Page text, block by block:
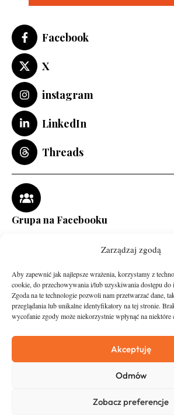
Zarządzaj zgodą
Aby zapewnić jak najlepsze wrażenia, korzystamy z
cookie, do przechowywania i/lub uzyskiwania dostępu do
Zgoda na te technologie pozwoli nam przetwarzać dane,
przeglądania lub unikalne identyfikatory na tej stronie.
wycofanie zgody może niekorzystnie wpłynąć na niektóre
Akceptuję
Odmów
Zobacz preferencje
Facebook
X
instagram
LinkedIn
Threads
Grupa na Facebooku
Asfalt
O nas
Zostań
Kontakt